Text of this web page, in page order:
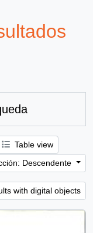
Table view
Descendente
with digital objects